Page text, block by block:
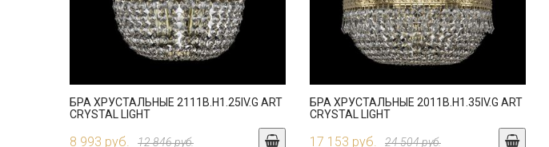
БРА ХРУСТАЛЬНЫЕ 2111B.H1.25IV.G ART
CRYSTAL LIGHT
8 993 руб. 12 846 руб.
БРА ХРУСТАЛЬНЫЕ 2011B.H1.35IV.G ART
CRYSTAL LIGHT
17 153 руб. 24 504 руб.